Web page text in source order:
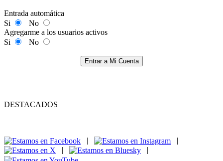
Entrada automática
Si
No
Agregarme a los usuarios activos
Si
No
Entrar a Mi Cuenta
DESTACADOS
|
|
|
|